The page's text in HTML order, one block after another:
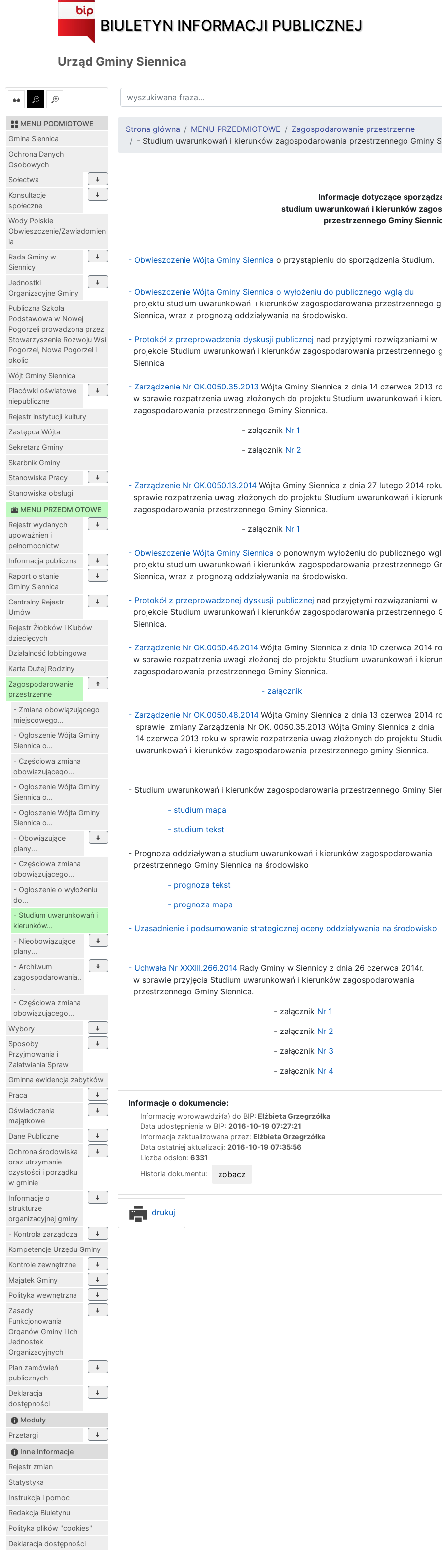
BIULETYN INFORMACJI PUBLICZNEJ
Urząd Gminy Siennica
MENU PODMIOTOWE
Gmina Siennica
Ochrona Danych
Osobowych
Sołectwa
Konsultacje
społeczne
Wody Polskie
Obwieszczenie/Zawiadomien
ia
Rada Gminy w
Siennicy
Jednostki
Organizacyjne Gminy
Publiczna Szkoła
Podstawowa w Nowej
Pogorzeli prowadzona przez
Stowarzyszenie Rozwoju Wsi
Pogorzel, Nowa Pogorzel i
okolic
Wójt Gminy Siennica
Placówki oświatowe
niepubliczne
Rejestr instytucji kultury
Zastępca Wójta
Sekretarz Gminy
Skarbnik Gminy
Stanowiska Pracy
Stanowiska obsługi:
MENU PRZEDMIOTOWE
Rejestr wydanych
upoważnien i
pełnomocnictw
Informacja publiczna
Raport o stanie
Gminy Siennica
Centralny Rejestr
Umów
Rejestr Żłobków i Klubów
dziecięcych
Działalność lobbingowa
Karta Dużej Rodziny
Zagospodarowanie
przestrzenne
- Zmiana obowiązującego
miejscowego...
- Ogłoszenie Wójta Gminy
Siennica o...
- Częściowa zmiana
obowiązującego...
- Ogłoszenie Wójta Gminy
Siennica o...
- Ogłoszenie Wójta Gminy
Siennica o...
- Obowiązujące
plany...
- Częściowa zmiana
obowiązującego...
- Ogłoszenie o wyłożeniu
do...
- Studium uwarunkowań i
kierunków...
- Nieobowiązujące
plany...
- Archiwum
zagospodarowania..
.
- Częściowa zmiana
obowiązującego...
Wybory
Sposoby
Przyjmowania i
Załatwiania Spraw
Gminna ewidencja zabytków
Praca
Oświadczenia
majątkowe
Dane Publiczne
Ochrona środowiska
oraz utrzymanie
czystości i porządku
w gminie
Informacje o
strukturze
organizacyjnej gminy
- Kontrola zarządcza
Kompetencje Urzędu Gminy
Kontrole zewnętrzne
Majątek Gminy
Polityka wewnętrzna
Zasady
Funkcjonowania
Organów Gminy i Ich
Jednostek
Organizacyjnych
Plan zamówień
publicznych
Deklaracja
dostępności
Moduły
Przetargi
Inne Informacje
Rejestr zmian
Statystyka
Instrukcja i pomoc
Redakcja Biuletynu
Polityka plików "cookies"
Deklaracja dostępności
Strona główna MENU PRZEDMIOTOWE
Zagospodarowanie przestrzenne
- Studium uwarunkowań i kierunków zagospodarowania przestrzennego Gminy
Informacje dotyczące
studium uwarunkowań i kierunków
przestrzennego Gminy
- Obwieszczenie Wójta Gminy Siennica o przystąpieniu do sporządzenia Studium.
- Obwieszczenie Wójta Gminy Siennica o wyłożeniu do publicznego wglą du
projektu studium uwarunkowań i kierunków zagospodarowania przestrzennego
Siennica, wraz z prognozą oddziaływania na środowisko.
- Protokół z przeprowadzenia dyskusji publicznej nad przyjętymi rozwiązaniami w
projekcie Studium uwarunkowań i kierunków zagospodarowania przestrzennego
Siennica
- Zarządzenie Nr OK.0050.35.2013 Wójta Gminy Siennica z dnia 14 czerwca 2013
w sprawie rozpatrzenia uwag złożonych do projektu Studium uwarunkowań i
zagospodarowania przestrzennego Gminy Siennica.
- załącznik Nr 1
- załącznik Nr 2
- Zarządzenie Nr OK.0050.13.2014 Wójta Gminy Siennica z dnia 27 lutego 2014
sprawie rozpatrzenia uwag złożonych do projektu Studium uwarunkowań i
zagospodarowania przestrzennego Gminy Siennica.
- załącznik Nr 1
- Obwieszczenie Wójta Gminy Siennica o ponownym wyłożeniu do publicznego
projektu studium uwarunkowań i kierunków zagospodarowania przestrzennego
Siennica, wraz z prognozą oddziaływania na środowisko.
- Protokół z przeprowadzonej dyskusji publicznej nad przyjętymi rozwiązaniami w
projekcie Studium uwarunkowań i kierunków zagospodarowania przestrzennego
Siennica.
- Zarządzenie Nr OK.0050.46.2014 Wójta Gminy Siennica z dnia 10 czerwca 2014
w sprawie rozpatrzenia uwagi złożonej do projektu Studium uwarunkowań i
zagospodarowania przestrzennego Gminy Siennica.
- załącznik
- Zarządzenie Nr OK.0050.48.2014 Wójta Gminy Siennica z dnia 13 czerwca 2014
sprawie zmiany Zarządzenia Nr OK. 0050.35.2013 Wójta Gminy Siennica z dnia
14 czerwca 2013 roku w sprawie rozpatrzenia uwag złożonych do projektu
uwarunkowań i kierunków zagospodarowania przestrzennego gminy Siennica.
- Studium uwarunkowań i kierunków zagospodarowania przestrzennego Gminy
- studium mapa
- studium tekst
- Prognoza oddziaływania studium uwarunkowań i kierunków zagospodarowania
przestrzennego Gminy Siennica na środowisko
- prognoza tekst
- prognoza mapa
- Uzasadnienie i podsumowanie strategicznej oceny oddziaływania na środowisko
- Uchwała Nr XXXIII.266.2014 Rady Gminy w Siennicy z dnia 26 czerwca 2014r.
w sprawie przyjęcia Studium uwarunkowań i kierunków zagospodarowania
przestrzennego Gminy Siennica.
- załącznik Nr 1
- załącznik Nr 2
- załącznik Nr 3
- załącznik Nr 4
Informacje o dokumencie:
Informację wprowawdził(a) do BIP: Elżbieta Grzegrzółka
Data udostępnienia w BIP: 2016-10-19 07:27:21
Informacja zaktualizowana przez: Elżbieta Grzegrzółka
Data ostatniej aktualizacji: 2016-10-19 07:35:56
Liczba odsłon: 6331
Historia dokumentu:
zobacz
drukuj